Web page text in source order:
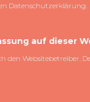
Datenschutzerklärung.
auf dieser
den Websitebetreiber.